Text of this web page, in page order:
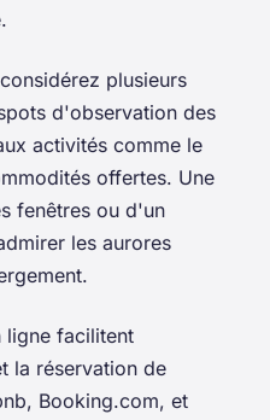
plusieurs
d'observation des
activités comme le
offertes. Une
fenêtres ou d'un
les aurores
ligne facilitent
la réservation de
Booking.com, et